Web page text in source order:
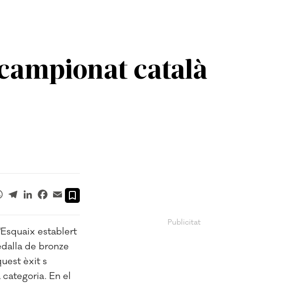
català
WhatsApp
TelegramLinkedInFacebook
Email
establert
de bronze
èxit s
En el